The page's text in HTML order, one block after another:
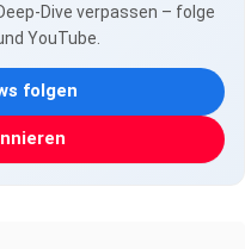
Dive verpassen – folge
YouTube.
folgen